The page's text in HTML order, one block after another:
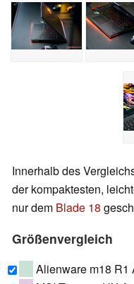
Innerhalb des
der kompaktesten,
nur dem Blade 18
Größenvergleich
Alienware m18 R1